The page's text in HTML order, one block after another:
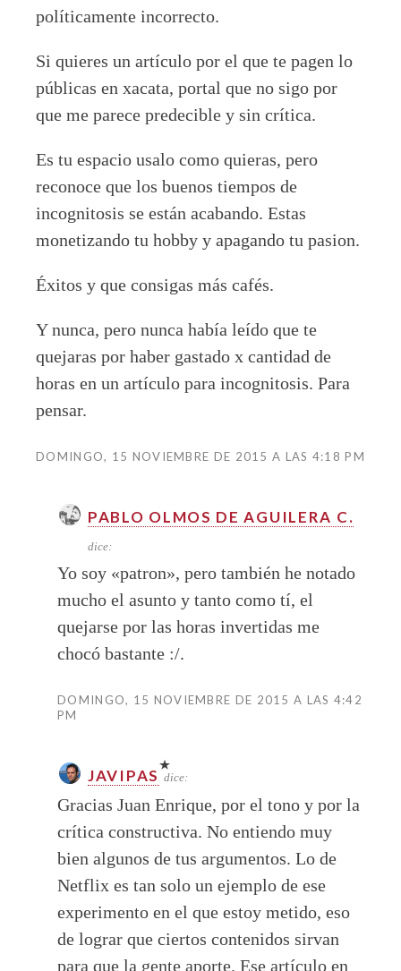
políticamente incorrecto.
Si quieres un artículo por el que te pagen lo
públicas en xacata, portal que no sigo por
que me parece predecible y sin crítica.
Es tu espacio usalo como quieras, pero
reconoce que los buenos tiempos de
incognitosis se están acabando. Estas
monetizando tu hobby y apagando tu pasion.
Éxitos y que consigas más cafés.
Y nunca, pero nunca había leído que te
quejaras por haber gastado x cantidad de
horas en un artículo para incognitosis. Para
pensar.
DOMINGO, 15 NOVIEMBRE DE 2015 A LAS 4:18 PM
PABLO OLMOS DE AGUILERA C.
dice:
Yo soy «patron», pero también he notado
mucho el asunto y tanto como tí, el
quejarse por las horas invertidas me
chocó bastante :/.
DOMINGO, 15 NOVIEMBRE DE 2015 A LAS 4:42
PM
JAVIPAS dice:
Gracias Juan Enrique, por el tono y por la
crítica constructiva. No entiendo muy
bien algunos de tus argumentos. Lo de
Netflix es tan solo un ejemplo de ese
experimento en el que estoy metido, eso
de lograr que ciertos contenidos sirvan
para que la gente aporte. Ese artículo en